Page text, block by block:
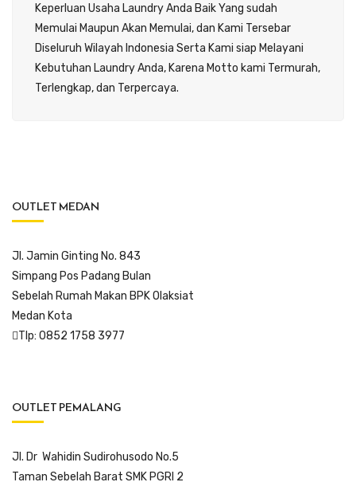
Keperluan Usaha Laundry Anda Baik Yang sudah
Memulai Maupun Akan Memulai, dan Kami Tersebar
Diseluruh Wilayah Indonesia Serta Kami siap Melayani
Kebutuhan Laundry Anda, Karena Motto kami Termurah,
Terlengkap, dan Terpercaya.
OUTLET MEDAN
Jl. Jamin Ginting No. 843
Simpang Pos Padang Bulan
Sebelah Rumah Makan BPK Olaksiat
Medan Kota
Tlp: 0852 1758 3977
OUTLET PEMALANG
Jl. Dr Wahidin Sudirohusodo No.5
Taman Sebelah Barat SMK PGRI 2